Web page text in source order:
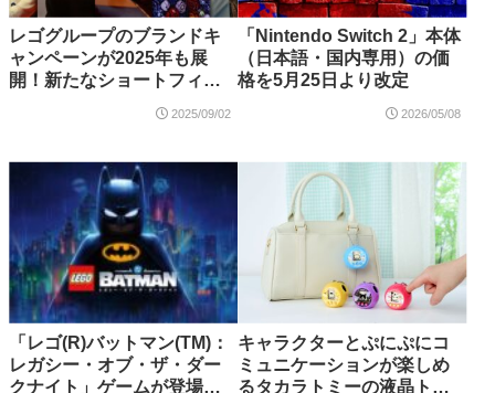
レゴグループのブランドキ
ャンペーンが2025年も展
開！新たなショートフィル
が9月2日より公開！
2025/09/02
「Nintendo Switch 2」本体
（日本語・国内専用）の価
格を5月25日より改定
2026/05/08
「レゴ(R)バットマン(TM)：
レガシー・オブ・ザ・ダー
クナイト」ゲームが登場！
キャラクターとぷにぷにコ
ミュニケーションが楽しめ
るタカラトミーの液晶トイ